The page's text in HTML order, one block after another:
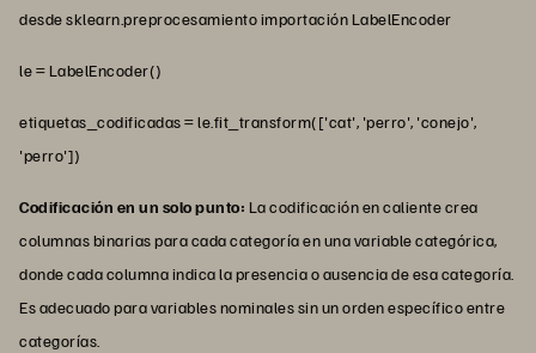
desde sklearn.preprocesamiento importación LabelEncoder
le = LabelEncoder()
etiquetas_codificadas = le.fit_transform(['cat', 'perro', 'conejo',
'perro'])
Codificación en un solo punto: La codificación en caliente crea
columnas binarias para cada categoría en una variable categórica,
donde cada columna indica la presencia o ausencia de esa categoría.
Es adecuado para variables nominales sin un orden específico entre
categorías.